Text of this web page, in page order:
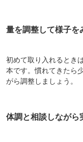
量を調整して様子を
初めて取り入れるとき
本です。慣れてきたら
がら調整しましょう。
体調と相談しながら